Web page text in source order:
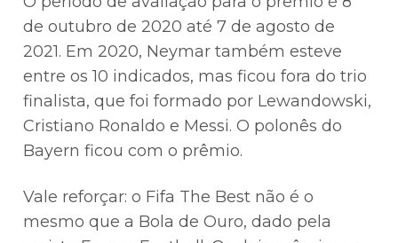
de outubro de 2020 até 7 de agosto de
2021. Em 2020, Neymar também esteve
entre os 10 indicados, mas ficou fora do trio
finalista, que foi formado por Lewandowski,
Cristiano Ronaldo e Messi. O polonês do
Bayern ficou com o prêmio.
Vale reforçar: o Fifa The Best não é o
mesmo que a Bola de Ouro, dado pela